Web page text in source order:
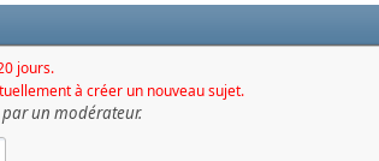
jours.
à créer un nouveau sujet.
un modérateur.